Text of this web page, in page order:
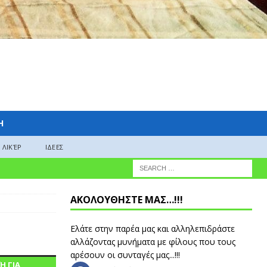
ΛΙΚΈΡ ΙΔΕΕΣ
ΓΙΑ
ΑΚΟΛΟΥΘΗΣΤΕ ΜΑΣ…!!!
Ελάτε στην παρέα μας και αλληλεπιδράστε
αλλάζοντας μυνήματα με φίλους που τους
αρέσουν οι συνταγές μας...!!!